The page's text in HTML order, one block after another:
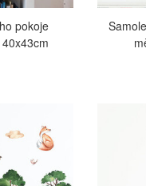
pokoje